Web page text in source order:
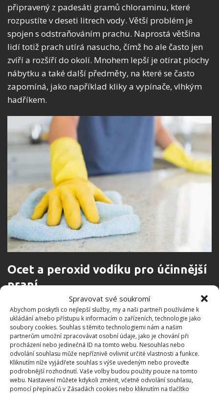
Spravovat své soukromí
Abychom poskytli co nejlepší služby, my a naši partneři používáme k
ukládání a/nebo přístupu k informacím o zařízeních, technologie jako
soubory cookies. Souhlas s těmito technologiemi nám a našim
partnerům umožní zpracovávat osobní údaje, jako je chování při
procházení nebo jedinečná ID na tomto webu. Nesouhlas nebo
odvolání souhlasu může nepříznivě ovlivnit určité vlastnosti a funkce.
Kliknutím níže vyjádřete souhlas s výše uvedeným nebo proveďte
podrobnější rozhodnutí. Vaše volby budou použity pouze na tomto
webu. Nastavení můžete kdykoli změnit, včetně odvolání souhlasu,
pomocí přepínačů v Zásadách cookies nebo kliknutím na tlačítko
připravený z padesáti gramů chloraminu, které
rozpustíte v deseti litrech vody. Větší problém je
spojen s odstraňováním prachu. Naprostá většina
lidí totiž prach utírá nasucho, čímž ho ale často jen
zvíří a rozšíří do okolí. Mnohem lepší je otírat plochy
nábytku a také další předměty, na které se často
zapomíná, jako například kliky a vypínače, vlhkým
hadříkem.
Ocet a peroxid vodíku pro účinnější
praní
Obecná rada, která se týká praní, je prát prádlo na
co nejvyšší možnou teplotu. V souvislosti s
koronavirem se jako optimální ukazuje být teplota
šedesáti stupňů Celsia. Kromě toho ale můžete k
vašemu pracímu prášku přidat i některé další
prostředky, které vám pomohou mít prádlo nejen
čisté, ale také vydezinfikované.